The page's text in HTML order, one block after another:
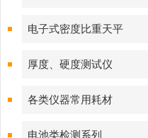
电子式密度比重天平
厚度、硬度测试仪
各类仪器常用耗材
电池类检测系列